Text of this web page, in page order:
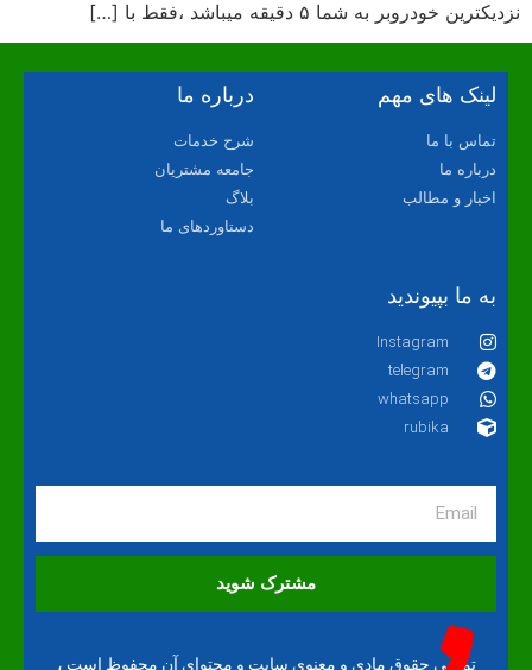
نزدیکترین خودروبر به شما ۵ دقیقه میباشد ،فقط با […]
لینک های مهم
تماس با ما
درباره ما
اخبار و مطالب
درباره ما
شرح خدمات
جامعه مشتریان
بلاگ
دستاوردهای ما
به ما بپیوندید
Instagram
telegram
whatsapp
rubika
مشترک شوید
تمامی حقوق مادی و معنوی سایت و محتوای آن محفوظ است ،